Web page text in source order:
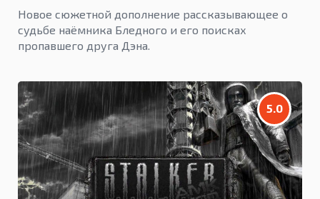
Новое сюжетной дополнение рассказывающее о
судьбе наёмника Бледного и его поисках
пропавшего друга Дэна.
5.0